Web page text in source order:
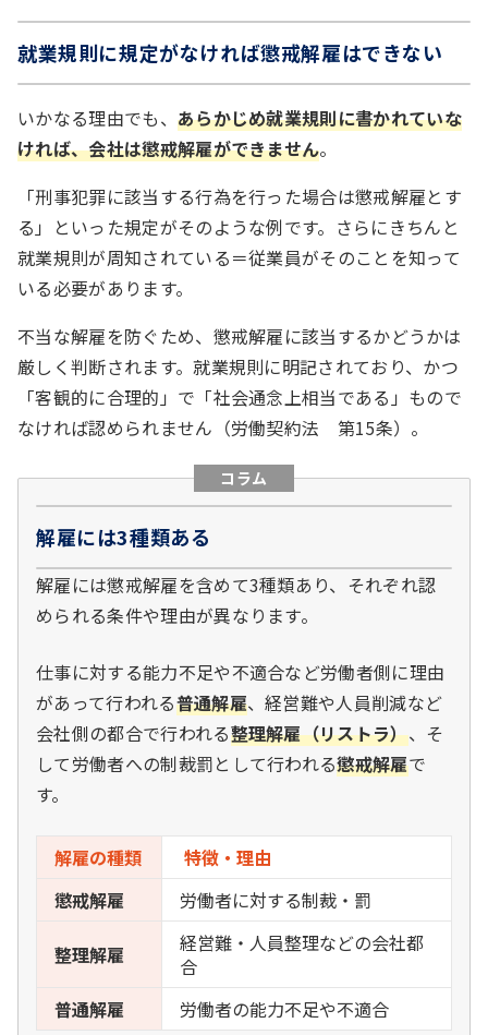
就業規則に規定がなければ懲戒解雇はできない
いかなる理由でも、 あらかじめ就業規則に書かれていな
ければ、会社は懲戒解雇ができません。
「刑事犯罪に該当する行為を行った場合は懲戒解雇とす
る」といった規定がそのような例です。さらにきちんと
就業規則が周知されている＝従業員がそのことを知って
いる必要があります。
不当な解雇を防ぐため、懲戒解雇に該当するかどうかは
厳しく判断されます。就業規則に明記されており、かつ
「客観的に合理的」で「社会通念上相当である」もので
なければ認められません（労働契約法 第15条）。
コラム
解雇には3種類ある
解雇には懲戒解雇を含めて3種類あり、それぞれ認
められる条件や理由が異なります。
仕事に対する能力不足や不適合など労働者側に理由
があって行われる普通解雇、経営難や人員削減など
会社側の都合で行われる整理解雇（リストラ）、そ
して労働者への制裁罰として行われる懲戒解雇で
す。
解雇の種類
特徴・理由
懲戒解雇
労働者に対する制裁・罰
整理解雇
経営難・人員整理などの会社都
合
普通解雇
労働者の能力不足や不適合